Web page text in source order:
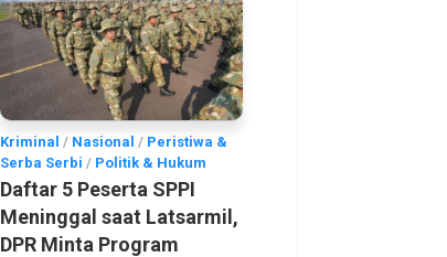
Kriminal / Nasional / Peristiwa &
Serba Serbi / Politik & Hukum
Daftar 5 Peserta SPPI
Meninggal saat Latsarmil,
DPR Minta Program